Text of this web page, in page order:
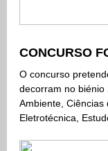
CONCURSO
O concurso
decorram no biénio
Ambiente, Ciências
Eletrotécnica,